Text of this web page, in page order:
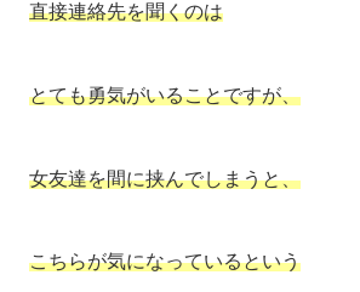
直接連絡先を聞くのは
とても勇気がいることですが、
女友達を間に挟んでしまうと、
こちらが気になっているという